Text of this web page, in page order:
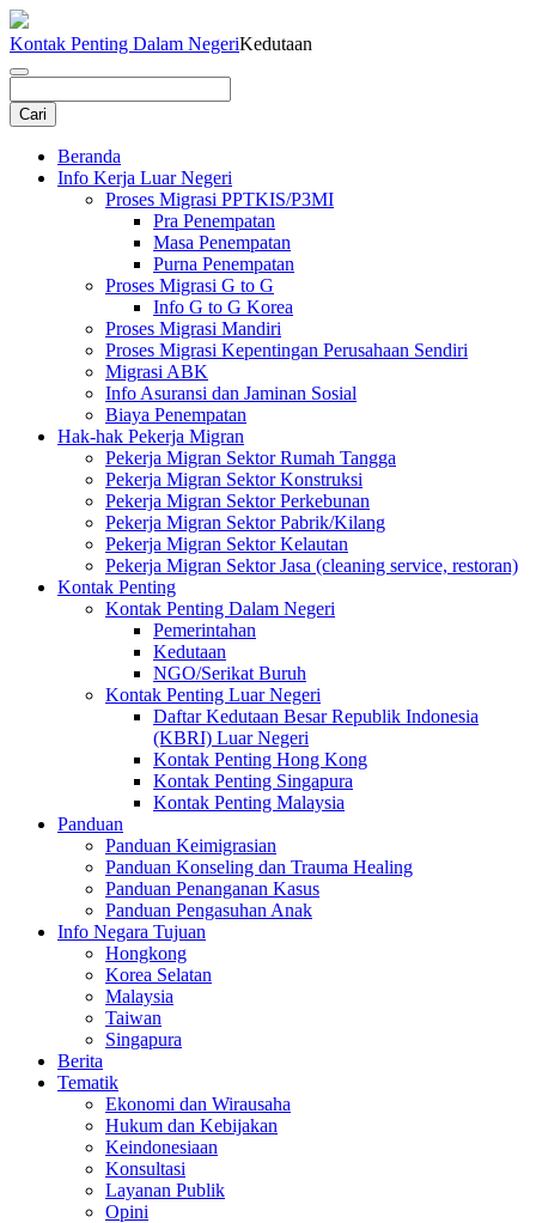
Kontak Penting Dalam NegeriKedutaan
Beranda
Info Kerja Luar Negeri
Proses Migrasi PPTKIS/P3MI
Pra Penempatan
Masa Penempatan
Purna Penempatan
Proses Migrasi G to G
Info G to G Korea
Proses Migrasi Mandiri
Proses Migrasi Kepentingan Perusahaan Sendiri
Migrasi ABK
Info Asuransi dan Jaminan Sosial
Biaya Penempatan
Hak-hak Pekerja Migran
Pekerja Migran Sektor Rumah Tangga
Pekerja Migran Sektor Konstruksi
Pekerja Migran Sektor Perkebunan
Pekerja Migran Sektor Pabrik/Kilang
Pekerja Migran Sektor Kelautan
Pekerja Migran Sektor Jasa (cleaning service, restoran)
Kontak Penting
Kontak Penting Dalam Negeri
Pemerintahan
Kedutaan
NGO/Serikat Buruh
Kontak Penting Luar Negeri
Daftar Kedutaan Besar Republik Indonesia
(KBRI) Luar Negeri
Kontak Penting Hong Kong
Kontak Penting Singapura
Kontak Penting Malaysia
Panduan
Panduan Keimigrasian
Panduan Konseling dan Trauma Healing
Panduan Penanganan Kasus
Panduan Pengasuhan Anak
Info Negara Tujuan
Hongkong
Korea Selatan
Malaysia
Taiwan
Singapura
Berita
Tematik
Ekonomi dan Wirausaha
Hukum dan Kebijakan
Keindonesiaan
Konsultasi
Layanan Publik
Opini